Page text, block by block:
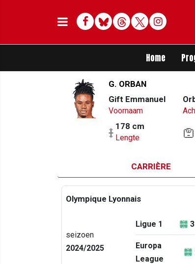
Facebook
BlueskyThreadsTwitterDelen op
Home
G. ORBAN
Gift Emmanuel
Voornaam
178 cm
Lengte
CARRIÈRE
Olympique Lyonnais
seizoen
2024/2025
Ligue 1 3
Europa
League